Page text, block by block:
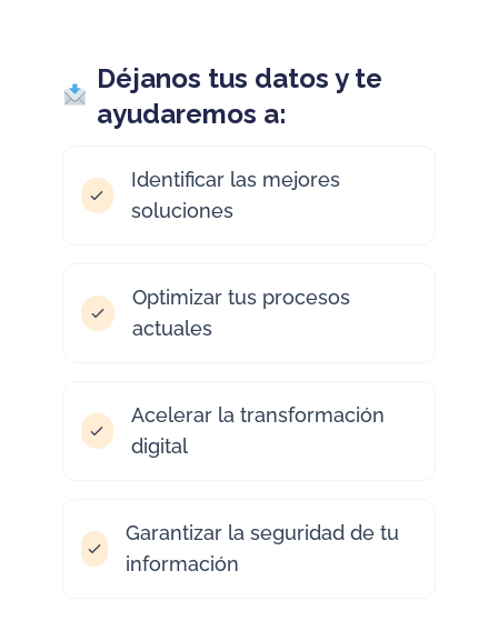
Déjanos tus datos y te
ayudaremos a:
Identificar las mejores
soluciones
Optimizar tus procesos
actuales
Acelerar la transformación
digital
Garantizar la seguridad de tu
información